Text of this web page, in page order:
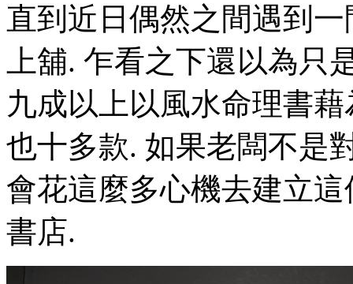
直到近日偶然之間遇到
上舖. 乍看之下還以為只
九成以上以風水命理書
也十多款. 如果老闆不是
會花這麼多心機去建立
書店.